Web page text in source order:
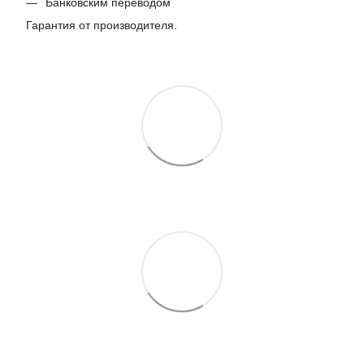
Гарантия от производителя.